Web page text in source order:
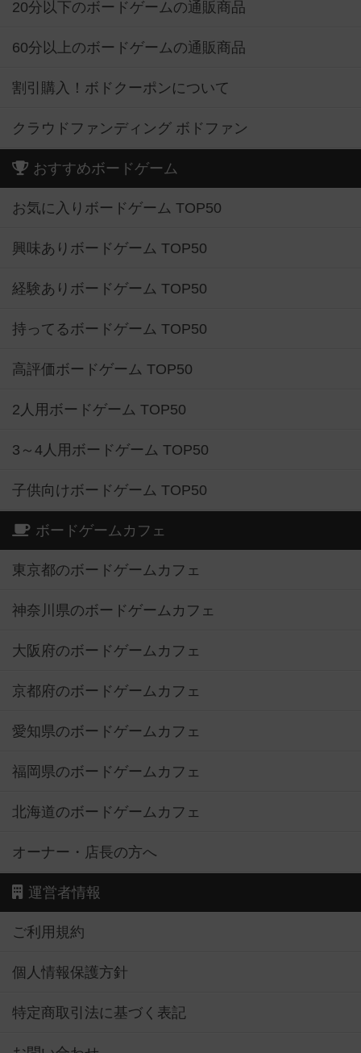
20分以下のボードゲームの通販商品
60分以上のボードゲームの通販商品
割引購入！ボドクーポンについて
クラウドファンディング ボドファン
おすすめボードゲーム
お気に入りボードゲーム TOP50
興味ありボードゲーム TOP50
経験ありボードゲーム TOP50
持ってるボードゲーム TOP50
高評価ボードゲーム TOP50
2人用ボードゲーム TOP50
3～4人用ボードゲーム TOP50
子供向けボードゲーム TOP50
ボードゲームカフェ
東京都のボードゲームカフェ
神奈川県のボードゲームカフェ
大阪府のボードゲームカフェ
京都府のボードゲームカフェ
愛知県のボードゲームカフェ
福岡県のボードゲームカフェ
北海道のボードゲームカフェ
オーナー・店長の方へ
運営者情報
ご利用規約
個人情報保護方針
特定商取引法に基づく表記